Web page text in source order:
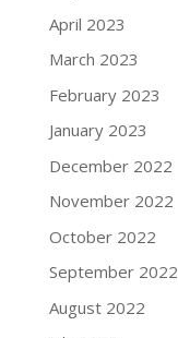
April 2023
March 2023
February 2023
January 2023
December 2022
November 2022
October 2022
September 2022
August 2022